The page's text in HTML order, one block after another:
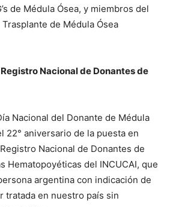
de Médula Ósea, y miembros del
de Médula Ósea
Nacional de Donantes de
Nacional del Donante de Médula
22° aniversario de la puesta en
Nacional de Donantes de
Hematopoyéticas del INCUCAI, que
argentina con indicación de
tratada en nuestro país sin